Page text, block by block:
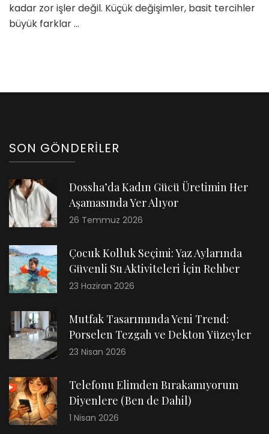
kadar zor işler değil. Küçük değişimler, basit tercihler
büyük farklar …
SON GÖNDERILER
Dossha’da Kadın Gücü Üretimin Her
Aşamasında Yer Alıyor
26 Temmuz 2026
Çocuk Kolluk Seçimi: Yaz Aylarında
Güvenli Su Aktiviteleri İçin Rehber
23 Haziran 2026
Mutfak Tasarımında Yeni Trend:
Porselen Tezgah ve Dekton Yüzeyler
23 Nisan 2026
Telefonu Elimden Bırakamıyorum
Diyenlere (Ben de Dahil)
1 Nisan 2026